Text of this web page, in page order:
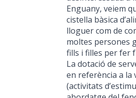
Enguany, veiem
cistella bàsica
lloguer com de
moltes persones
fills i filles per fer
La dotació de
en referència a la
(activitats